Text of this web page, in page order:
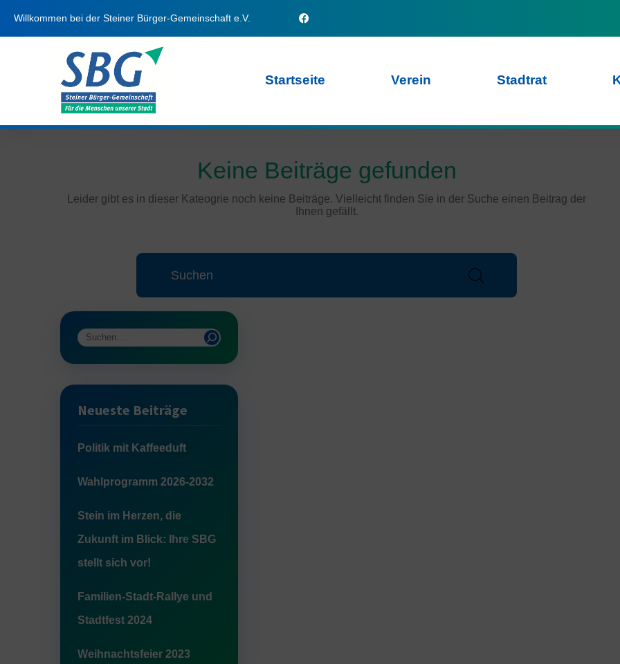
Willkommen bei der Steiner Bürger-Gemeinschaft e.V.
Startseite Verein Stadtrat
Keine Beiträge gefunden
Leider gibt es in dieser Kateogrie noch keine Beiträge. Vielleicht finden Sie in der Suche einen Beitrag der
Ihnen gefällt.
Neueste Beiträge
Politik mit Kaffeeduft
Wahlprogramm 2026-2032
Stein im Herzen, die
Zukunft im Blick: Ihre SBG
stellt sich vor!
Familien-Stadt-Rallye und
Stadtfest 2024
Weihnachtsfeier 2023